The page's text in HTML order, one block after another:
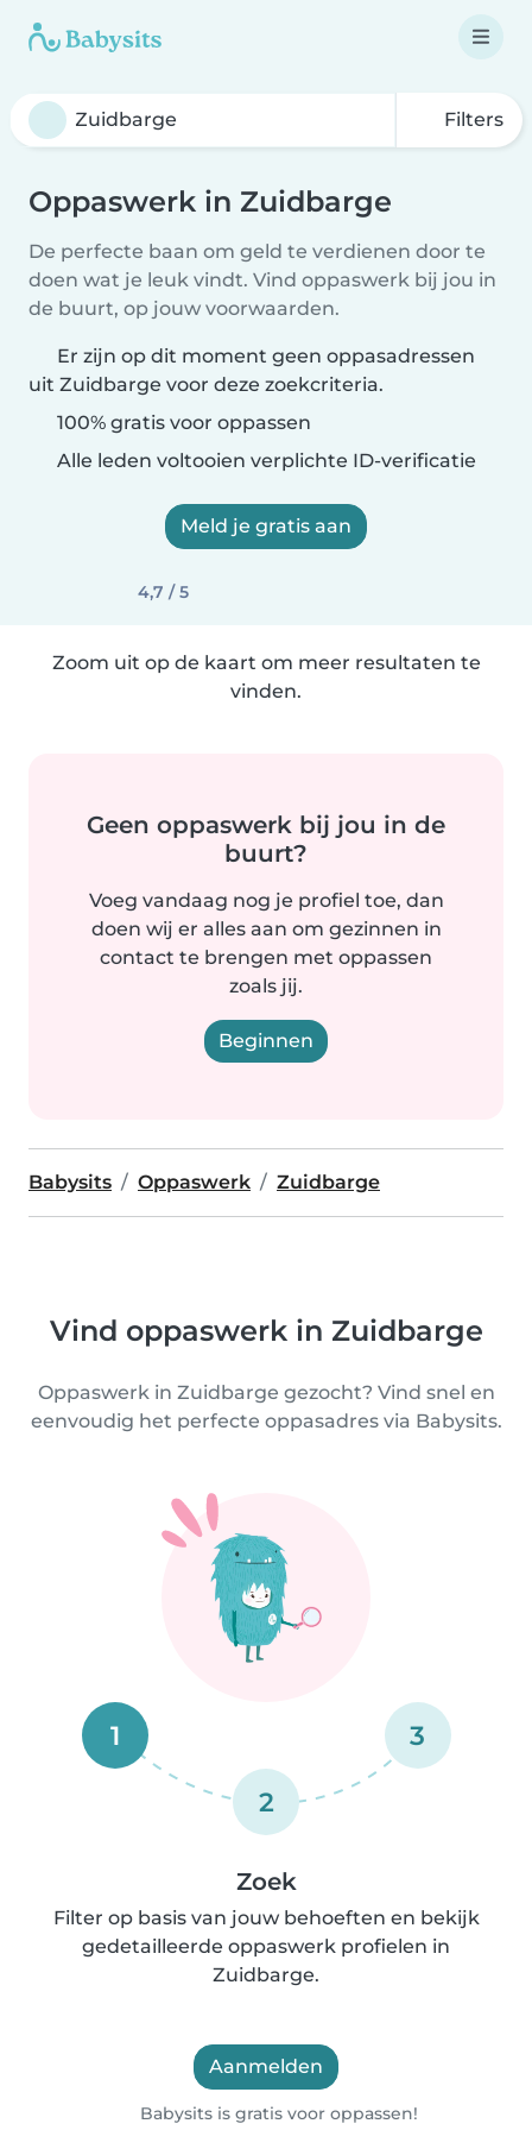
Filters
Oppaswerk in Zuidbarge
De perfecte baan om geld te verdienen door te
doen wat je leuk vindt. Vind oppaswerk bij jou in
de buurt, op jouw voorwaarden.
Er zijn op dit moment geen oppasadressen
uit Zuidbarge voor deze zoekcriteria.
100% gratis voor oppassen
Alle leden voltooien verplichte ID-verificatie
Meld je gratis aan
4,7 / 5
Zoom uit op de kaart om meer resultaten te
vinden.
Geen oppaswerk bij jou in de
buurt?
Voeg vandaag nog je profiel toe, dan
doen wij er alles aan om gezinnen in
contact te brengen met oppassen
zoals jij.
Beginnen
Babysits Oppaswerk Zuidbarge
Vind oppaswerk in Zuidbarge
Oppaswerk in Zuidbarge gezocht? Vind snel en
eenvoudig het perfecte oppasadres via Babysits.
1
2
3
Zoek
Filter op basis van jouw behoeften en bekijk
gedetailleerde oppaswerk profielen in
Zuidbarge.
Aanmelden
Babysits is gratis voor oppassen!